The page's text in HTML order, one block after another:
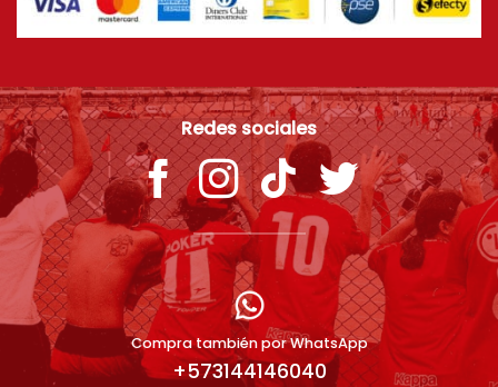
Redes sociales
Compra también por WhatsApp
+573144146040